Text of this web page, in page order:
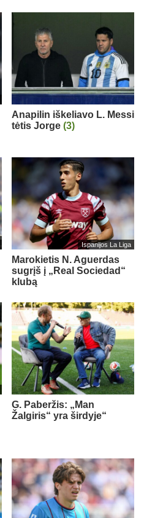
Anapilin iškeliavo L. Messi
tėtis Jorge (3)
Ispanijos La Liga
Marokietis N. Aguerdas
sugrįš į „Real Sociedad“
klubą
G. Paberžis: „Man
Žalgiris“ yra širdyje“